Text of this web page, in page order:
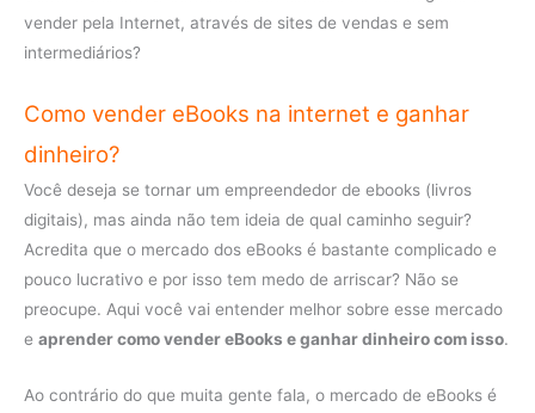
vender pela Internet, através de sites de vendas e sem
intermediários?
Como vender eBooks na internet e ganhar
dinheiro?
Você deseja se tornar um empreendedor de ebooks (livros
digitais), mas ainda não tem ideia de qual caminho seguir?
Acredita que o mercado dos eBooks é bastante complicado e
pouco lucrativo e por isso tem medo de arriscar? Não se
preocupe. Aqui você vai entender melhor sobre esse mercado
e aprender como vender eBooks e ganhar dinheiro com isso.
Ao contrário do que muita gente fala, o mercado de eBooks é